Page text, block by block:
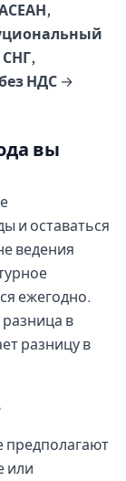
НДС →
вы
и оставаться
ведения
ежегодно.
в
разницу в
предполагают
или